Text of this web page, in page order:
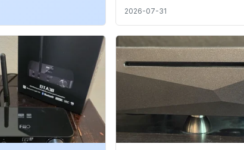
2026-07-31